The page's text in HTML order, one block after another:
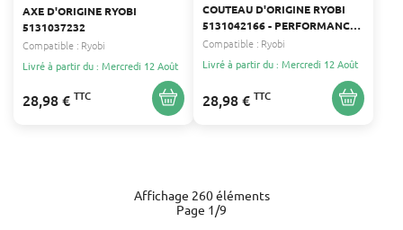
AXE D'ORIGINE RYOBI
5131037232
Compatible : Ryobi
Livré à partir du : Mercredi 12 Août
28,98 € TTC
COUTEAU D'ORIGINE RYOBI
5131042166 - PERFORMANCE
ET DURABILITÉ POUR
ÉLAGUEUSE SUR PERCHE
Compatible : Ryobi
Livré à partir du : Mercredi 12 Août
28,98 € TTC
Affichage 260 éléments
Page 1/9